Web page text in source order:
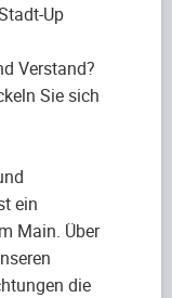
Up
Verstand?
Sie sich
ein
Main. Über
die